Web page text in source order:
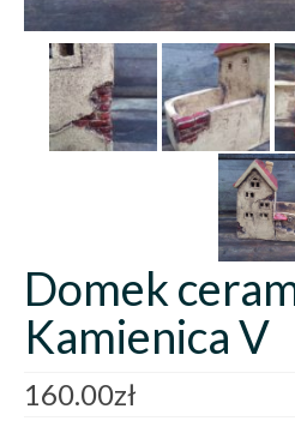
Domek
Kamienica V
160.00zł